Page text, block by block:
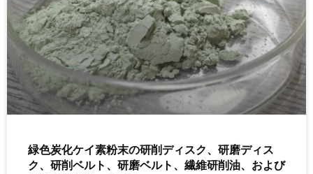
緑色炭化ケイ素粉末の研削ディスク、研磨ディス
ク、研削ベルト、研磨ベルト、繊維研削油、および